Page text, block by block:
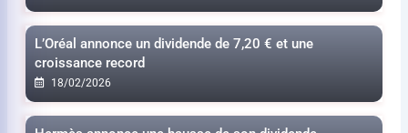
L’Oréal annonce un dividende de7,20 € et une
croissance record
18/02/2026